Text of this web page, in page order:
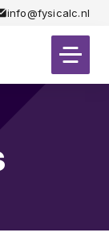
info@fysicalc.nl